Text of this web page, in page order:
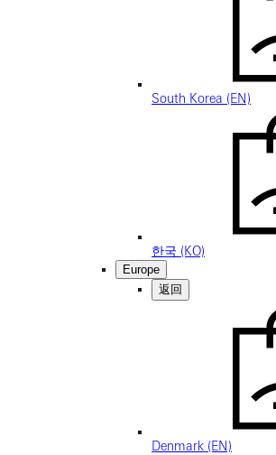
South Korea (EN)
한국 (KO)
Europe
返回
Denmark (EN)